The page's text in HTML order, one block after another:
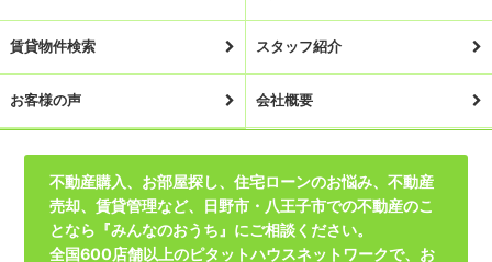
賃貸物件検索 スタッフ紹介
お客様の声 会社概要
不動産購入、お部屋探し、住宅ローンのお悩み、不動産
売却、賃貸管理など、日野市・八王子市での不動産のこ
となら『みんなのおうち』にご相談ください。
全国600店舗以上のピタットハウスネットワークで、お